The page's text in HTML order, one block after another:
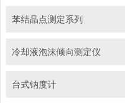
苯结晶点测定系列
冷却液泡沫倾向测定仪
台式钠度计